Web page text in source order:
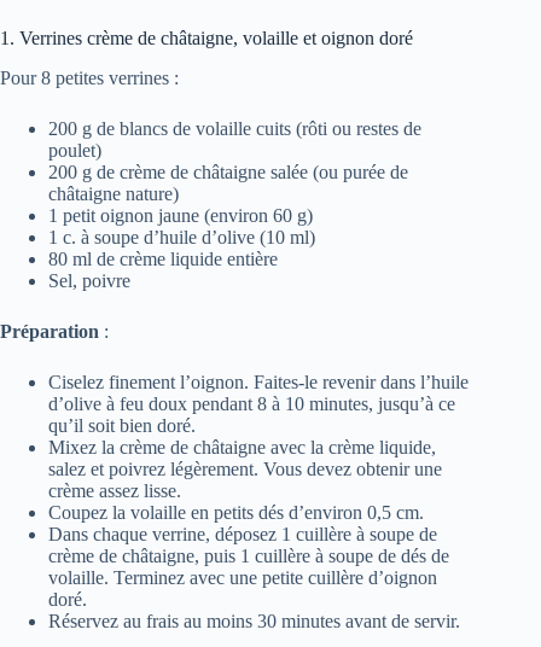
1. Verrines crème de châtaigne, volaille et oignon doré
Pour 8 petites verrines :
200 g de blancs de volaille cuits (rôti ou restes de
poulet)
200 g de crème de châtaigne salée (ou purée de
châtaigne nature)
1 petit oignon jaune (environ 60 g)
1 c. à soupe d’huile d’olive (10 ml)
80 ml de crème liquide entière
Sel, poivre
Préparation :
Ciselez finement l’oignon. Faites-le revenir dans l’huile
d’olive à feu doux pendant 8 à 10 minutes, jusqu’à ce
qu’il soit bien doré.
Mixez la crème de châtaigne avec la crème liquide,
salez et poivrez légèrement. Vous devez obtenir une
crème assez lisse.
Coupez la volaille en petits dés d’environ 0,5 cm.
Dans chaque verrine, déposez 1 cuillère à soupe de
crème de châtaigne, puis 1 cuillère à soupe de dés de
volaille. Terminez avec une petite cuillère d’oignon
doré.
Réservez au frais au moins 30 minutes avant de servir.